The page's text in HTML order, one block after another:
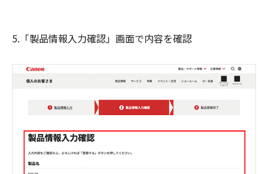
5.「製品情報入力確認」画面で内容を確認